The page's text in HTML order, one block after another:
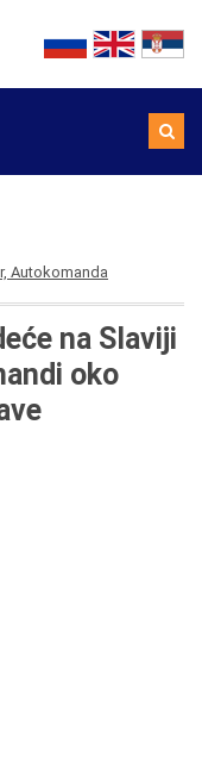
Autokomanda
na Slaviji
oko